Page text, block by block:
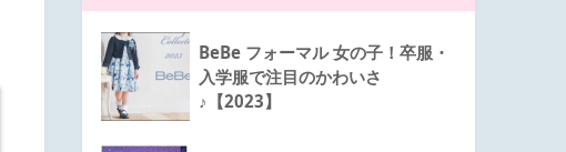
BeBe フォーマル 女の子！卒服・
入学服で注目のかわいさ
♪【2023】